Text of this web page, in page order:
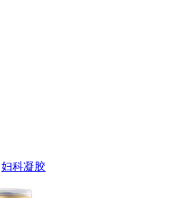
妇科凝胶